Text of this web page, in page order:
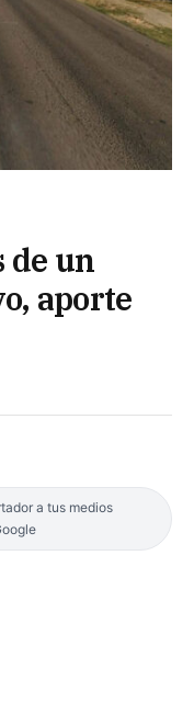
de un
aporte
a tus medios